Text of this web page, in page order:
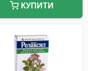
КУПИТИ